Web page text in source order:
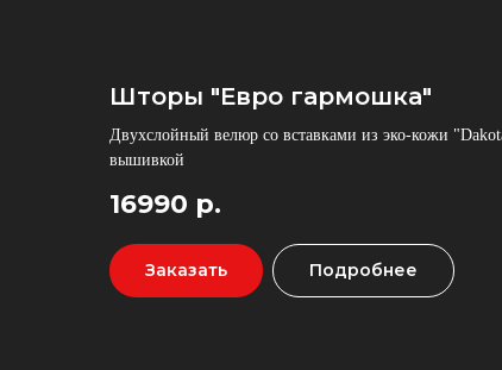
Шторы "Евро гармошка"
Двухслойный велюр со вставками из эко-кожи
вышивкой
16990 р.
Заказать Подробнее
Другие